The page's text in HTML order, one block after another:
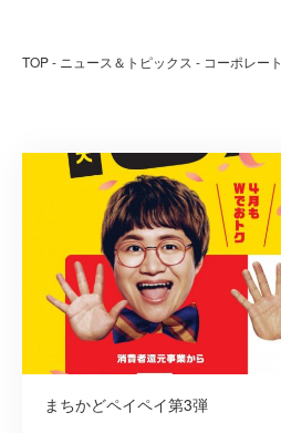
TOP ニュース＆トピックス コーポレート
まちかどペイペイ第3弾